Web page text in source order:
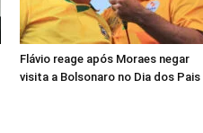
Flávio reage após Moraes negar
visita a Bolsonaro no Dia dos Pais